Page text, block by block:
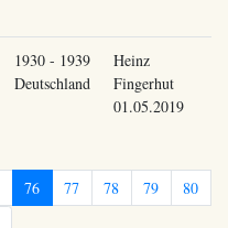
1930 - 1939
Deutschland
Heinz
Fingerhut
01.05.2019
76 77 78 79
80